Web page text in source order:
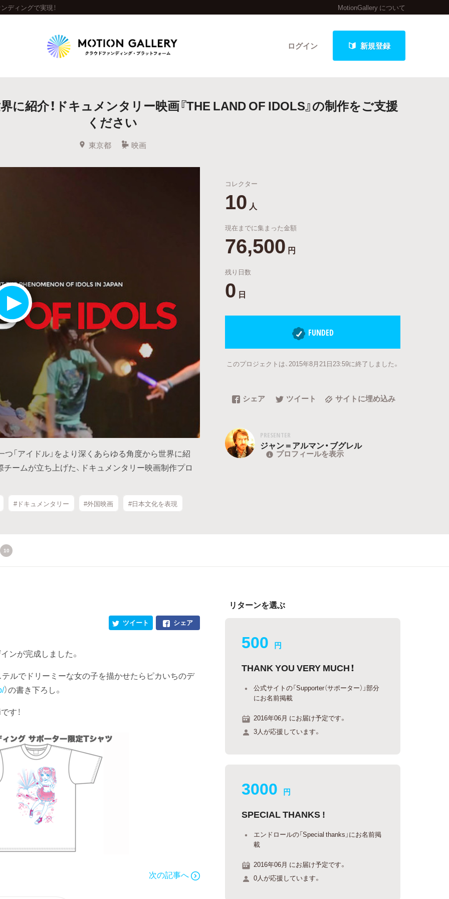
ディングで実現！ MotionGallery について
ログイン 新規登録
のプロジェクト 新着プロジェクト 終了間近のプロジェクト
Feature
タグから探す キュレーターから探す 特集から探す
紹介！ドキュメンタリー映画『THE LAND OF IDOLS』の制作をご支援
ください
東京都 映画
「アイドル」をより深くあらゆる角度から世界に紹
ームが立ち上げた、ドキュメンタリー映画制作プロ
#ドキュメンタリー #外国映画 #日本文化を表現
コレクター
10 人
現在までに集まった金額
76,500 円
残り日数
0 日
FUNDED
このプロジェクトは、2015年8月21日23:59に終了しました。
シェア ツイート サイトに埋め込み
PRESENTER
ジャン＝アルマン・ブグレル
プロフィールを表示
10
シェア
ツイート
ンが完成しました。
ルでドリーミーな女の子を描かせたらピカいちのデ
）の書き下ろし。
す！
次の記事へ
リターンを選ぶ
500 円
THANK YOU VERY MUCH！
公式サイトの「Supporter（サポーター）」部分
にお名前掲載
2016年06月 にお届け予定です。
3人が応援しています。
3000 円
SPECIAL THANKS !
エンドロールの「Special thanks」にお名前掲
載
2016年06月 にお届け予定です。
0人が応援しています。